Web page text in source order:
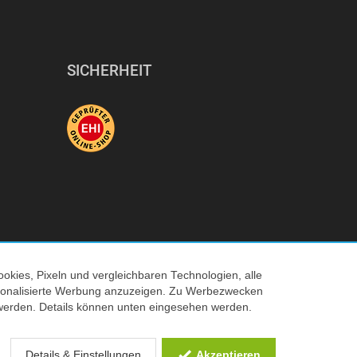
SICHERHEIT
© 2026 Tecedo
Pixeln und vergleichbaren Technologien, alle
Werbung anzuzeigen. Zu Werbezwecken
Details können unten eingesehen werden.
Details & Einstellungen Akzeptieren